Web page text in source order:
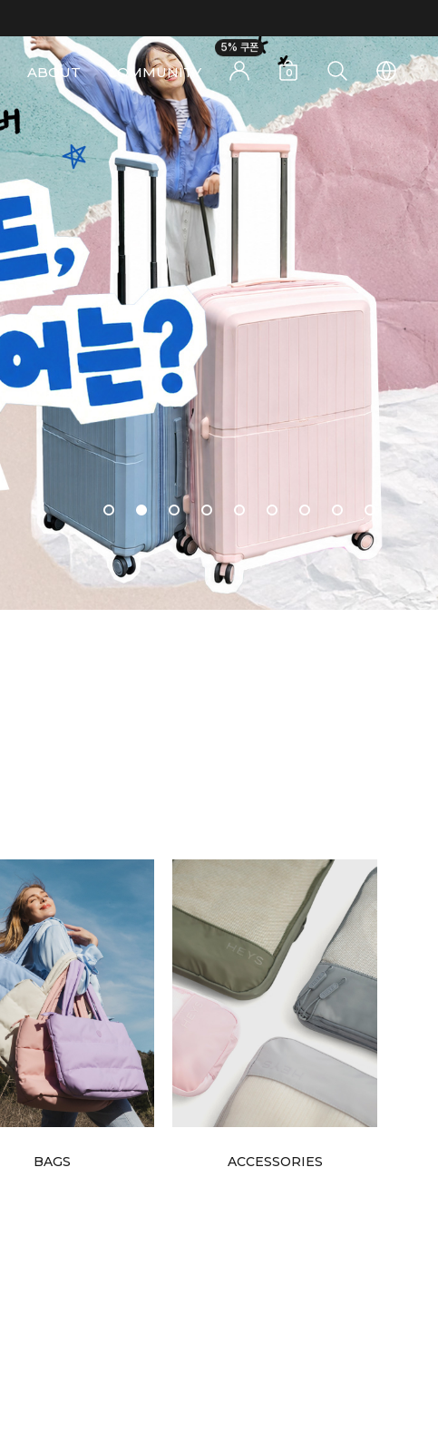
ABOUT COMMUNITY
5% 쿠폰
0
BAGS ACCESSORIES